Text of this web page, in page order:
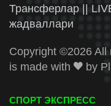
Трансферлар ||
жадваллари
Copyright ©2026 All
is made with
by
СПОРТ ЭКСПРЕСС